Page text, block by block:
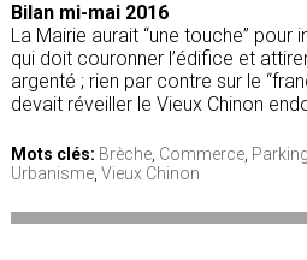
Bilan mi-mai 2016
La Mairie aurait “une touche” pour
qui doit couronner l’édifice et
argenté ; rien par contre sur le
devait réveiller le Vieux Chinon
Mots clés: Brèche Commerce Parking
Urbanisme Vieux Chinon